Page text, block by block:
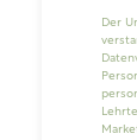
Der